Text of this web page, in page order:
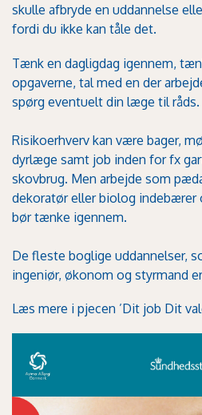
skulle afbryde en uddannelse
fordi du ikke kan tåle det.
Tænk en dagligdag igennem,
opgaverne, tal med en der
spørg eventuelt din læge til råds.
Risikoerhverv kan være bager,
dyrlæge samt job inden for fx
skovbrug. Men arbejde som
dekoratør eller biolog indebærer
bør tænke igennem.
De fleste boglige uddannelser,
ingeniør, økonom og styrmand
Læs mere i pjecen ’Dit job Dit